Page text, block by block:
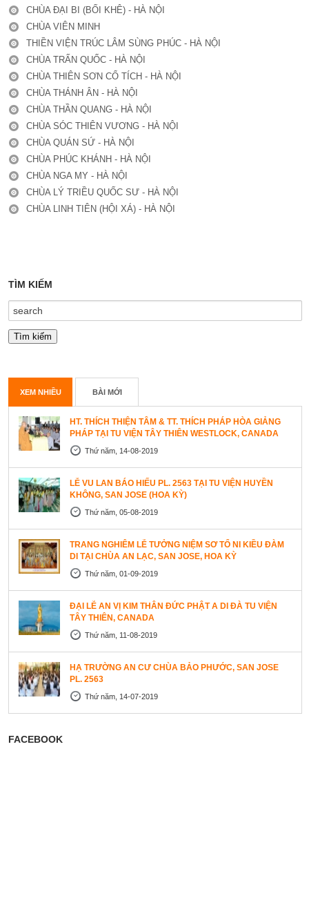
CHÙA ĐẠI BI (BỐI KHÊ) - HÀ NỘI
CHÙA VIÊN MINH
THIỀN VIỆN TRÚC LÂM SÙNG PHÚC - HÀ NỘI
CHÙA TRẤN QUỐC - HÀ NỘI
CHÙA THIÊN SƠN CỔ TÍCH - HÀ NỘI
CHÙA THÁNH ÂN - HÀ NỘI
CHÙA THẦN QUANG - HÀ NỘI
CHÙA SÓC THIÊN VƯƠNG - HÀ NỘI
CHÙA QUÁN SỨ - HÀ NỘI
CHÙA PHÚC KHÁNH - HÀ NỘI
CHÙA NGA MY - HÀ NỘI
CHÙA LÝ TRIỀU QUỐC SƯ - HÀ NỘI
CHÙA LINH TIÊN (HỘI XÁ) - HÀ NỘI
TÌM KIẾM
XEM NHIỀU BÀI MỚI
HT. THÍCH THIỆN TÂM & TT. THÍCH PHÁP HÒA GIẢNG
PHÁP TẠI TU VIỆN TÂY THIÊN WESTLOCK, CANADA
Thứ năm, 14-08-2019
LỄ VU LAN BÁO HIẾU PL. 2563 TẠI TU VIỆN HUYỀN
KHÔNG, SAN JOSE (HOA KỲ)
Thứ năm, 05-08-2019
TRANG NGHIÊM LỄ TƯỞNG NIỆM SƠ TỔ NI KIỀU ĐÀM
DI TẠI CHÙA AN LẠC, SAN JOSE, HOA KỲ
Thứ năm, 01-09-2019
ĐẠI LỄ AN VỊ KIM THÂN ĐỨC PHẬT A DI ĐÀ TU VIỆN
TÂY THIÊN, CANADA
Thứ năm, 11-08-2019
HẠ TRƯỜNG AN CƯ CHÙA BẢO PHƯỚC, SAN JOSE
PL. 2563
Thứ năm, 14-07-2019
FACEBOOK